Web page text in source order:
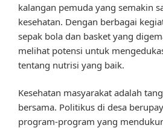
kalangan pemuda yang semakin
kesehatan. Dengan berbagai
sepak bola dan basket yang
melihat potensi untuk
tentang nutrisi yang baik.
Kesehatan masyarakat adalah
bersama. Politikus di desa
program-program yang